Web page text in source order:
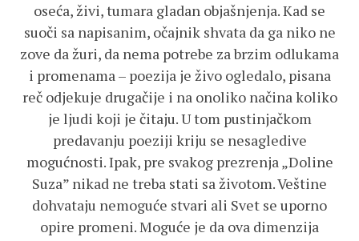
oseća, živi, tumara gladan objašnjenja. Kad se
suoči sa napisanim, očajnik shvata da ga niko ne
zove da žuri, da nema potrebe za brzim odlukama
i promenama – poezija je živo ogledalo, pisana
reč odjekuje drugačije i na onoliko načina koliko
je ljudi koji je čitaju. U tom pustinjačkom
predavanju poeziji kriju se nesagledive
mogućnosti. Ipak, pre svakog prezrenja „Doline
Suza” nikad ne treba stati sa životom. Veštine
dohvataju nemoguće stvari ali Svet se uporno
opire promeni. Moguće je da ova dimenzija